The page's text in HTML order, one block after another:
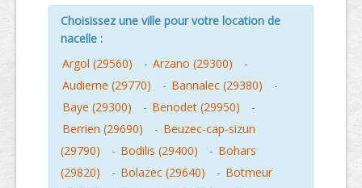
Choisissez une ville pour votre location de
nacelle :
Argol (29560)
- Arzano (29300)
-
Audierne (29770)
- Bannalec (29380)
-
Baye (29300)
- Benodet (29950)
-
Berrien (29690)
- Beuzec-cap-sizun
(29790)
- Bodilis (29400) - Bohars
(29820)
- Bolazec (29640) - Botmeur